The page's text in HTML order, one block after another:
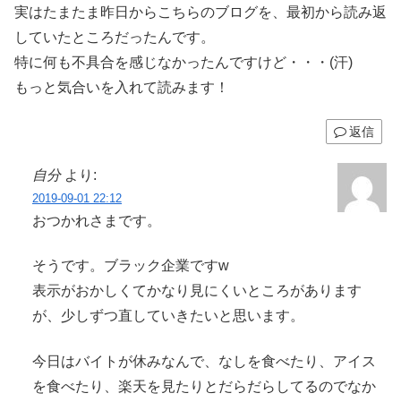
実はたまたま昨日からこちらのブログを、最初から読み返
していたところだったんです。
特に何も不具合を感じなかったんですけど・・・(汗)
もっと気合いを入れて読みます！
返信
自分 より:
2019-09-01 22:12
おつかれさまです。
そうです。ブラック企業ですw
表示がおかしくてかなり見にくいところがあります
が、少しずつ直していきたいと思います。
今日はバイトが休みなんで、なしを食べたり、アイス
を食べたり、楽天を見たりとだらだらしてるのでなか